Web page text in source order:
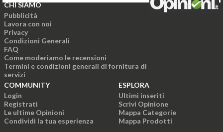
CHI SIAMO
Pubblicità
Lavora con noi
Privacy
Condizioni Generali
FAQ
Come moderiamo le recensioni
Termini e condizioni generali di fornitura di
servizi
COMMUNITY
Login
Registrati
Le ultime Opinioni
Condividi la tua esperienza
ESPLORA
Ultimi inseriti
Scrivi Opinione
Mappa Categorie
Mappa Prodotti